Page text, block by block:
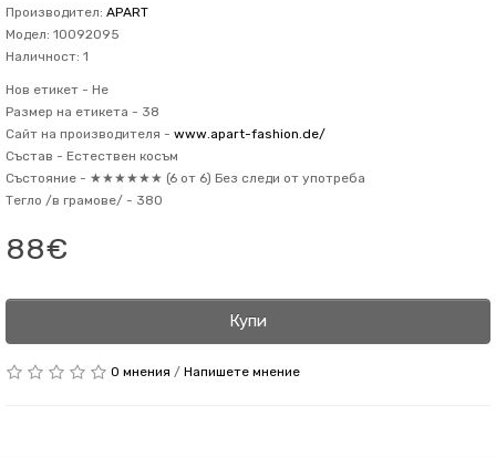
Производител: APART
Модел: 10092095
Наличност: 1
Нов етикет - Не
Размер на етикета - 38
Сайт на производителя - www.apart-fashion.de/
Състав - Естествен косъм
Състояние - ★★★★★★ (6 от 6) Без следи от употреба
Тегло /в грамове/ - 380
88€
Купи
0 мнения / Напишете мнение